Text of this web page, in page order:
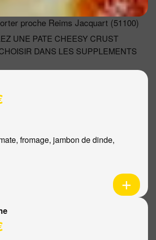
proche Reims Jacquart (51100)
UNE PATE CHEESY CRUST
DANS LES SUPPLEMENTS
fromage, jambon de dinde,